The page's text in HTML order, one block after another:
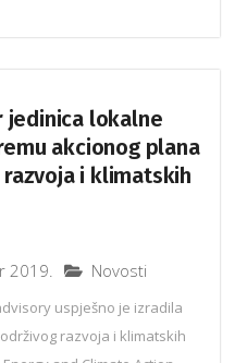
jedinica lokalne
akcionog plana
i klimatskih
2019. Novosti
uspješno je izradila
razvoja i klimatskih